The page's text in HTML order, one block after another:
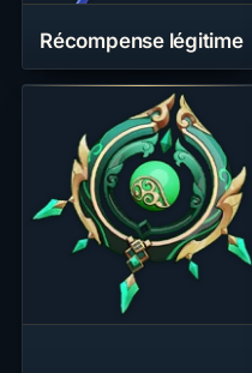
Récompense légitime